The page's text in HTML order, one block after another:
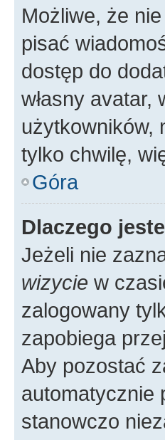
Możliwe, że
pisać
dostęp do
własny avatar,
użytkowników,
tylko chwilę,
Góra
Dlaczego
Jeżeli nie
wizycie w
zalogowany
zapobiega
Aby pozostać
automatycznie
stanowczo